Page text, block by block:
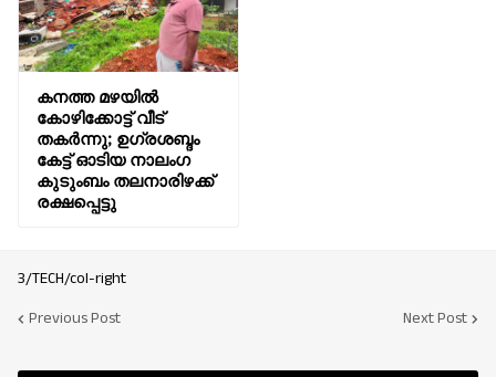
കനത്ത മഴയിൽ
കോഴിക്കോട്ട് വീട്
തകര്‍ന്നു; ഉഗ്രശബ്ദം
കേട്ട് ഓടിയ നാലംഗ
കുടുംബം തലനാരിഴക്ക്
രക്ഷപ്പെട്ടു
3/TECH/col-right
Previous Post
Next Post